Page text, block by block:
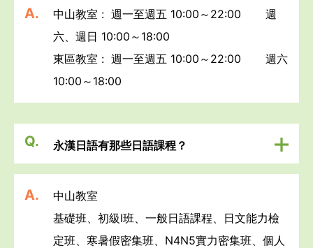
A.
中山教室 :  週一至週五 10:00～22:00       週
六、週日 10:00～18:00
東區教室 :  週一至週五 10:00～22:00       週六
10:00～18:00
Q. 永漢日語有那些日語課程？
A.
中山教室
基礎班、初級I班、一般日語課程、日文能力檢
定班、寒暑假密集班、N4N5實力密集班、個人